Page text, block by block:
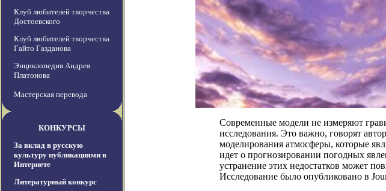
Клуб любителей творчества
Достоевского
Клуб любителей творчества
Гайто Газданова
Энциклопедия Андрея
Платонова
Мастерская перевода
КОНКУРСЫ
За вклад в русскую
культуру публикациями в
Интернете
Литературный конкурс
Современные модели не измеряют
исследования. Это важно, говорят
моделирования атмосферы, которые
идет о прогнозировании погодных
устранение этих недостатков может
Исследование было опубликовано в